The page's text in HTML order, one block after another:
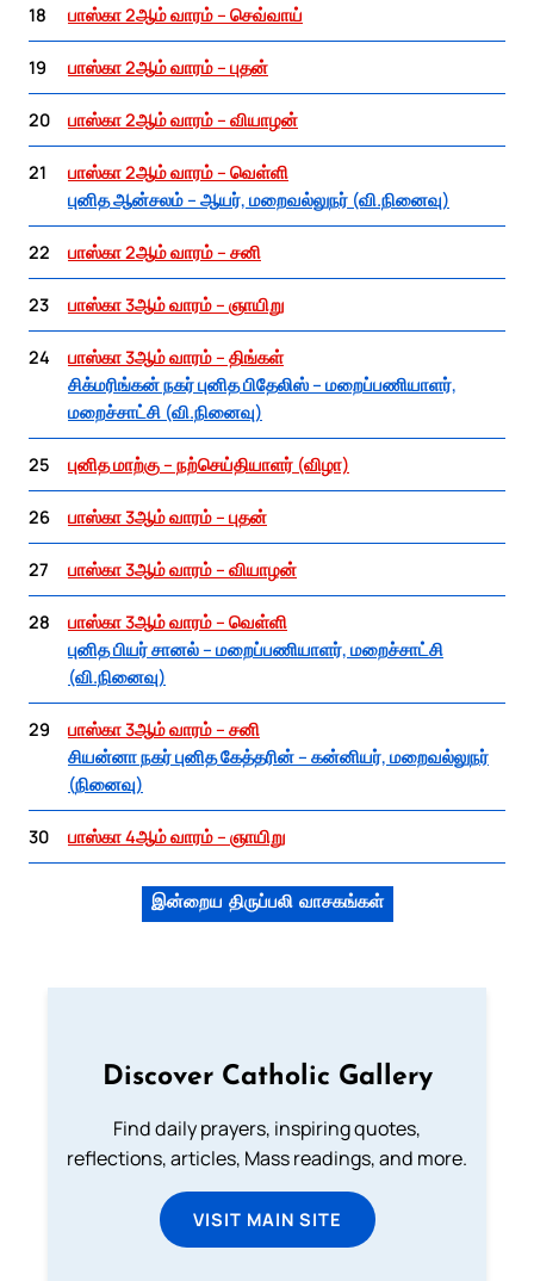
18 பாஸ்கா 2ஆம் வாரம் – செவ்வாய்
19 பாஸ்கா 2ஆம் வாரம் – புதன்
20 பாஸ்கா 2ஆம் வாரம் – வியாழன்
21
பாஸ்கா 2ஆம் வாரம் – வெள்ளி
புனித ஆன்சலம் – ஆயர், மறைவல்லுநர் (வி.நினைவு)
22 பாஸ்கா 2ஆம் வாரம் – சனி
23 பாஸ்கா 3ஆம் வாரம் – ஞாயிறு
24
பாஸ்கா 3ஆம் வாரம் – திங்கள்
சிக்மரிங்கன் நகர் புனித பிதேலிஸ் – மறைப்பணியாளர்,
மறைச்சாட்சி (வி.நினைவு)
25 புனித மாற்கு – நற்செய்தியாளர் (விழா)
26 பாஸ்கா 3ஆம் வாரம் – புதன்
27 பாஸ்கா 3ஆம் வாரம் – வியாழன்
28
பாஸ்கா 3ஆம் வாரம் – வெள்ளி
புனித பியர் சானல் – மறைப்பணியாளர், மறைச்சாட்சி
(வி.நினைவு)
29
பாஸ்கா 3ஆம் வாரம் – சனி
சியன்னா நகர் புனித கேத்தரின் – கன்னியர், மறைவல்லுநர்
(நினைவு)
30 பாஸ்கா 4ஆம் வாரம் – ஞாயிறு
இன்றைய திருப்பலி வாசகங்கள்
Discover Catholic Gallery
Find daily prayers, inspiring quotes,
reflections, articles, Mass readings, and more.
VISIT MAIN SITE